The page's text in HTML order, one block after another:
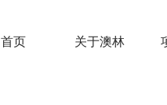
首页 关于澳林